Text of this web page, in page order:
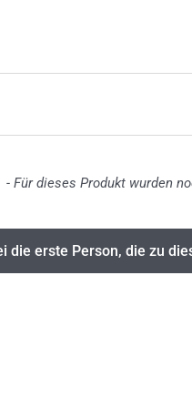
- Für dieses Produkt wurden
die erste Person, die zu